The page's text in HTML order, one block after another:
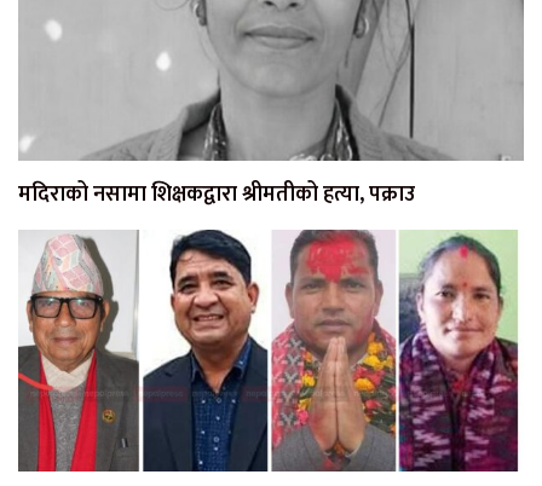
मदिराको नसामा शिक्षकद्वारा श्रीमतीको हत्या, पक्राउ